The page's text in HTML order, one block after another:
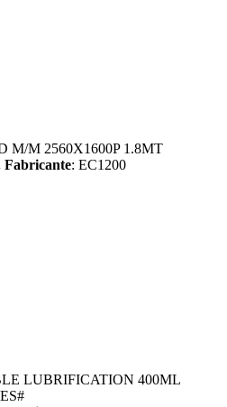
M/M 2560X1600P 1.8MT
Fabricante: EC1200
LUBRIFICATION 400ML